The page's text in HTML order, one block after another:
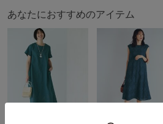
あなたにおすすめのアイテム